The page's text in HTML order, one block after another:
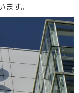
す。